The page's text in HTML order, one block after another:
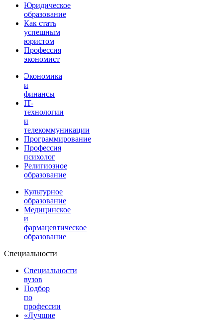
Юридическое
образование
Как стать
успешным
юристом
Профессия
экономист
Экономика
и
финансы
IT-
технологии
и
телекоммуникации
Программирование
Профессия
психолог
Религиозное
образование
Культурное
образование
Медицинское
и
фармацевтическое
образование
Специальности
Специальности
вузов
Подбор
по
профессии
«Лучшие